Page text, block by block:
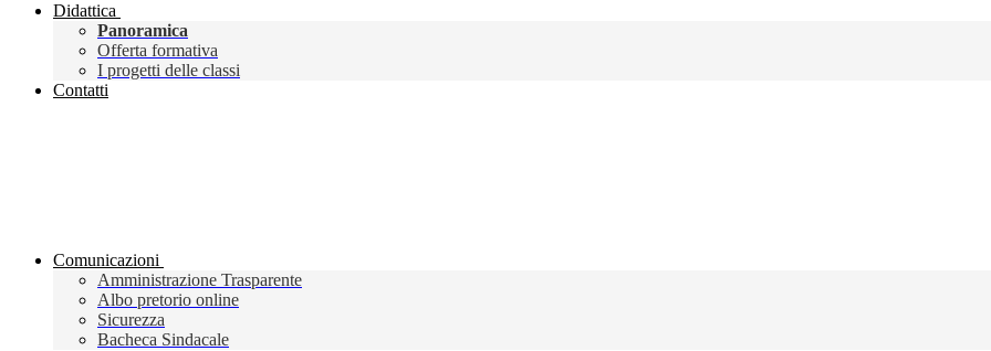
Didattica
Panoramica
Offerta formativa
I progetti delle classi
Contatti
Comunicazioni
Amministrazione Trasparente
Albo pretorio online
Sicurezza
Bacheca Sindacale